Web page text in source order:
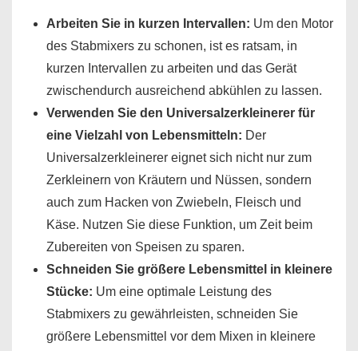
Arbeiten Sie in kurzen Intervallen: Um den Motor
des Stabmixers zu schonen, ist es ratsam, in
kurzen Intervallen zu arbeiten und das Gerät
zwischendurch ausreichend abkühlen zu lassen.
Verwenden Sie den Universalzerkleinerer für
eine Vielzahl von Lebensmitteln: Der
Universalzerkleinerer eignet sich nicht nur zum
Zerkleinern von Kräutern und Nüssen, sondern
auch zum Hacken von Zwiebeln, Fleisch und
Käse. Nutzen Sie diese Funktion, um Zeit beim
Zubereiten von Speisen zu sparen.
Schneiden Sie größere Lebensmittel in kleinere
Stücke: Um eine optimale Leistung des
Stabmixers zu gewährleisten, schneiden Sie
größere Lebensmittel vor dem Mixen in kleinere